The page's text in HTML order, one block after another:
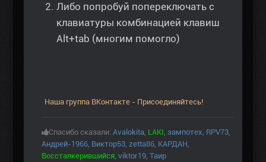
Либо попробуй попереключать с
клавиатуры комбинацией клавиш
Alt+tab (многим помогло)
Наша группа ВКонтакте - Присоединяйтесь!
Спасибо сказали: Avalokita, LAKI, зампотех, RPV73,
Андрей-1966, Виктор53, zetta86, КАРДАН,
Воссталкерившийся, viktor19, Таир